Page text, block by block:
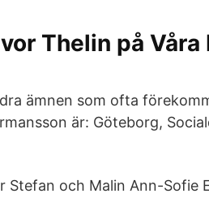
Thelin på
ämnen som ofta
är: Göteborg,
Stefan och Malin Ann-Sofie